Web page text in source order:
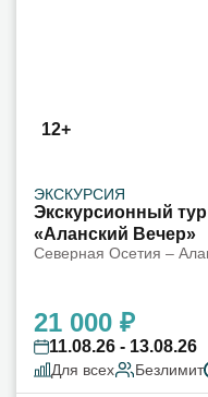
12+
ЭКСКУРСИЯ
Экскурсионный
«Аланский Вечер»
Северная Осетия –
21 000 ₽
11.08.26 - 13.08.26
Для всех Безлимит